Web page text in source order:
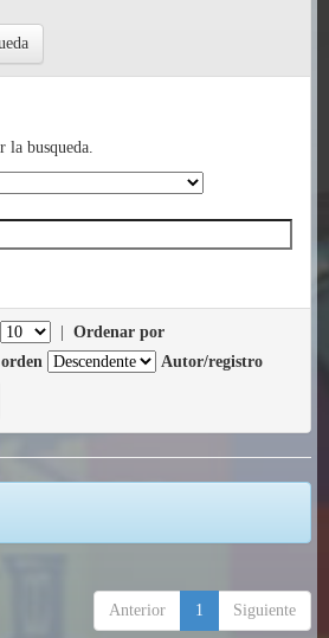
la busqueda.
Ordenar por
Autor/registro
Anterior 1 Siguiente